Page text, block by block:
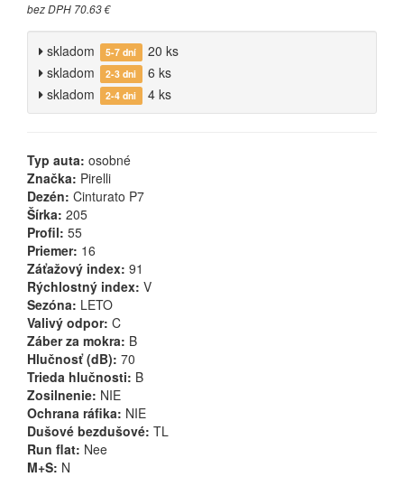
bez DPH 70.63 €
skladom 5-7 dní
20 ks
skladom
2-3 dni
6 ks
skladom
2-4 dni 4 ks
Typ auta: osobné
Značka: Pirelli
Dezén: Cinturato P7
Šírka: 205
Profil: 55
Priemer: 16
Záťažový index: 91
Rýchlostný index: V
Sezóna: LETO
Valivý odpor: C
Záber za mokra: B
Hlučnosť (dB): 70
Trieda hlučnosti: B
Zosilnenie: NIE
Ochrana ráfika: NIE
Dušové bezdušové: TL
Run flat: Nee
M+S: N